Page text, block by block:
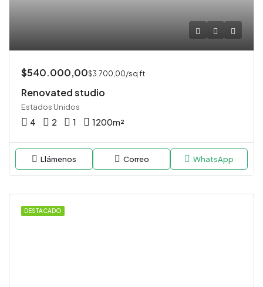
$540.000,00$3.700,00/sq ft
Renovated studio
Estados Unidos
4 2 1 1200m²
Llámenos Correo WhatsApp
DESTACADO